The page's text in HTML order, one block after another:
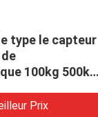
type le capteur
100kg 500kg
poutrePrix